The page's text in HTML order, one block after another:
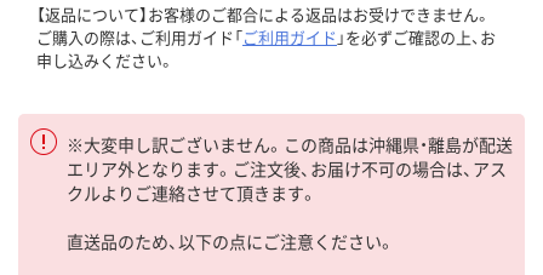
【返品について】お客様のご都合による返品はお受けできません。
ご購入の際は、ご利用ガイド「ご利用ガイド 」を必ずご確認の上、お
申し込みください。
※大変申し訳ございません。この商品は沖縄県・離島が配送
エリア外となります。ご注文後、お届け不可の場合は、アス
クルよりご連絡させて頂きます。
直送品のため、以下の点にご注意ください。